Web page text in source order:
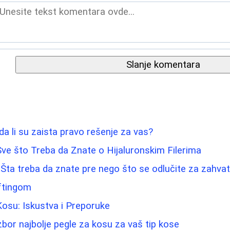
Slanje komentara
li su zaista pravo rešenje za vas?
što Treba da Znate o Hijaluronskim Filerima
treba da znate pre nego što se odlučite za
Iskustva i Preporuke
najbolje pegle za kosu za vaš tip kose